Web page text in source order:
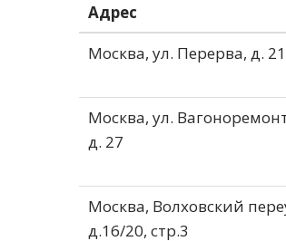
Адрес
Москва, ул. Перерва, д. 21
Москва, ул.
д. 27
Москва, Волховский
д.16/20, стр.3